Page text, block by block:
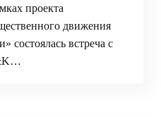
проекта
движения
состоялась встреча с